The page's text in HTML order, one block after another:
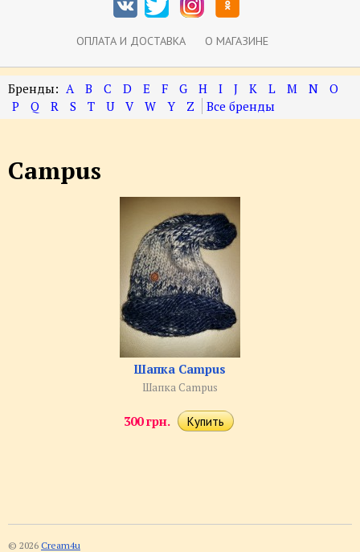
ОПЛАТА И ДОСТАВКА О МАГАЗИНЕ
A B C D E F G H I J K L M N
O
P
Q R S T U V W Y Z
Campus
Шапка Campus
Шапка Campus
300 грн.
© 2026 Cream4u